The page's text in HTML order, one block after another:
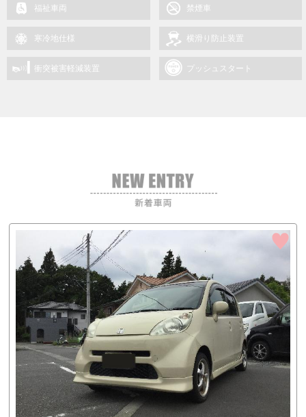
福祉車両 禁煙車
寒冷地仕様 横滑り防止装置
衝突被害軽減装置 プッシュスタート